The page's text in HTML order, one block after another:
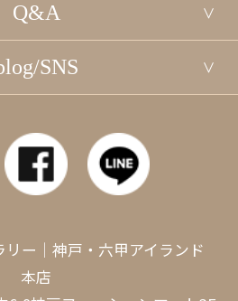
Q&A
SNS
ー｜神戸・六甲アイランド
本店